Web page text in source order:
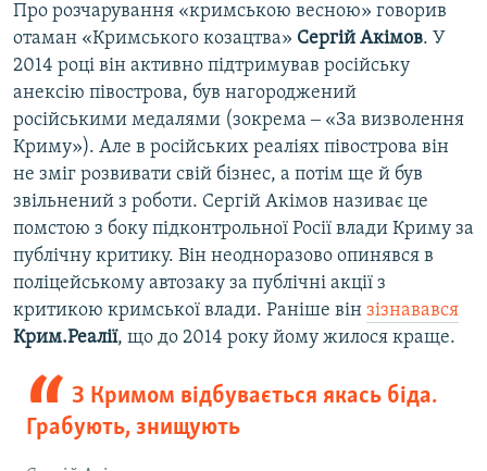
Про розчарування «кримською весною» говорив
отаман «Кримського козацтва» Сергій Акімов. У
2014 році він активно підтримував російську
анексію півострова, був нагороджений
російськими медалями (зокрема ‒ «За визволення
Криму»). Але в російських реаліях півострова він
не зміг розвивати свій бізнес, а потім ще й був
звільнений з роботи. Сергій Акімов називає це
помстою з боку підконтрольної Росії влади Криму за
публічну критику. Він неодноразово опинявся в
поліцейському автозаку за публічні акції з
критикою кримської влади. Раніше він зізнавався
Крим.Реалії, що до 2014 року йому жилося краще.
З Кримом відбувається якась біда.
Грабують, знищують